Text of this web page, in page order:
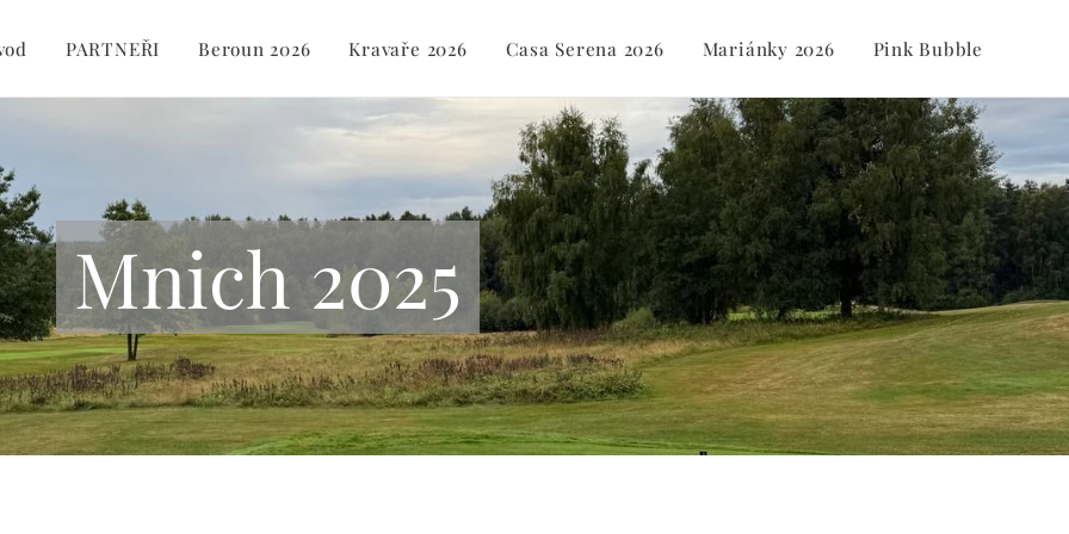
PARTNEŘI Beroun 2026 Kravaře 2026 Casa Serena 2026 Mariánky 2026 Pink Bubble
Mnich 2025